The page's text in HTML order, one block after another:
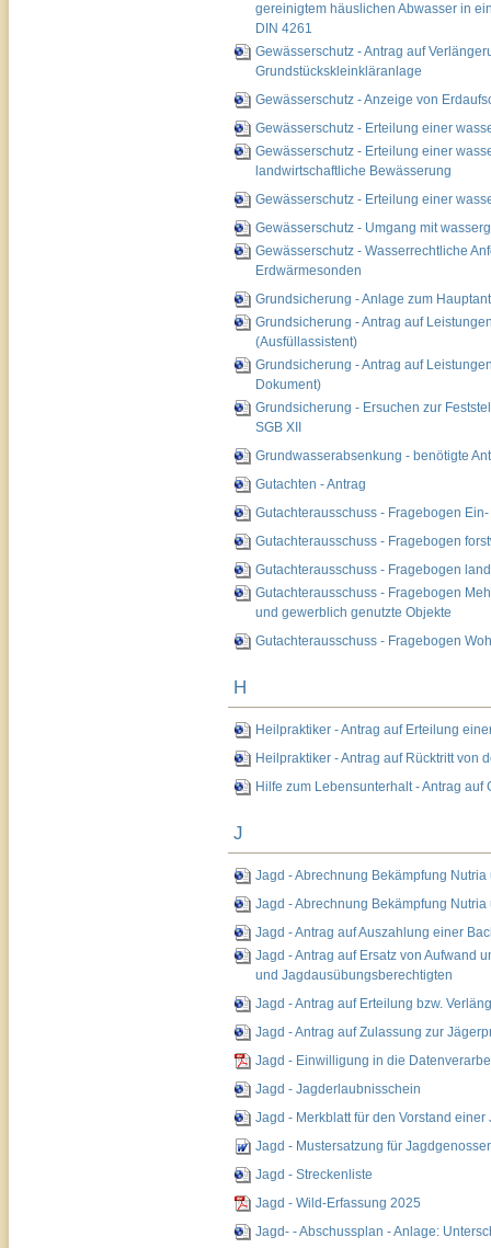
gereinigtem häuslichen Abwasser in
DIN 4261
Gewässerschutz - Antrag auf
Grundstückskleinkläranlage
Gewässerschutz - Anzeige von
Gewässerschutz - Erteilung einer
Gewässerschutz - Erteilung einer
landwirtschaftliche Bewässerung
Gewässerschutz - Erteilung einer
Gewässerschutz - Umgang mit
Gewässerschutz - Wasserrechtliche
Erdwärmesonden
Grundsicherung - Anlage zum
Grundsicherung - Antrag auf
(Ausfüllassistent)
Grundsicherung - Antrag auf
Dokument)
Grundsicherung - Ersuchen zur
SGB XII
Grundwasserabsenkung - benötigte
Gutachten - Antrag
Gutachterausschuss - Fragebogen
Gutachterausschuss - Fragebogen
Gutachterausschuss - Fragebogen
Gutachterausschuss - Fragebogen
und gewerblich genutzte Objekte
Gutachterausschuss - Fragebogen
H
Heilpraktiker - Antrag auf Erteilung
Heilpraktiker - Antrag auf Rücktritt von
Hilfe zum Lebensunterhalt - Antrag
J
Jagd - Abrechnung Bekämpfung
Jagd - Abrechnung Bekämpfung
Jagd - Antrag auf Auszahlung einer
Jagd - Antrag auf Ersatz von Aufwand
und Jagdausübungsberechtigten
Jagd - Antrag auf Erteilung bzw.
Jagd - Antrag auf Zulassung zur
Jagd - Einwilligung in die
Jagd - Jagderlaubnisschein
Jagd - Merkblatt für den Vorstand
Jagd - Mustersatzung für
Jagd - Streckenliste
Jagd - Wild-Erfassung 2025
Jagd- - Abschussplan - Anlage: